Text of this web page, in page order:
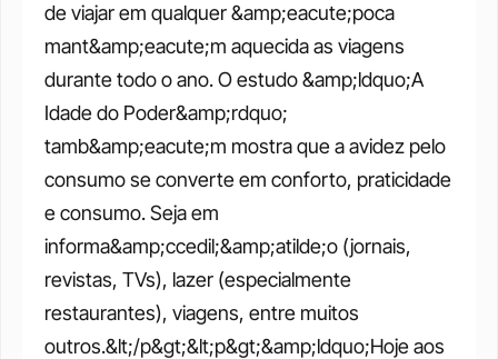
de viajar em qualquer &amp;eacute;poca
mant&amp;eacute;m aquecida as viagens
durante todo o ano. O estudo &amp;ldquo;A
Idade do Poder&amp;rdquo;
tamb&amp;eacute;m mostra que a avidez pelo
consumo se converte em conforto, praticidade
e consumo. Seja em
informa&amp;ccedil;&amp;atilde;o (jornais,
revistas, TVs), lazer (especialmente
restaurantes), viagens, entre muitos
outros.&lt;/p&gt;&lt;p&gt;&amp;ldquo;Hoje aos